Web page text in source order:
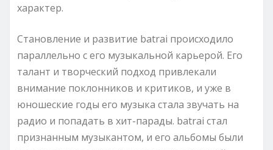
характер.
Становление и развитие batrai происходило
параллельно с его музыкальной карьерой. Его
талант и творческий подход привлекали
внимание поклонников и критиков, и уже в
юношеские годы его музыка стала звучать на
радио и попадать в хит-парады. batrai стал
признанным музыкантом, и его альбомы были